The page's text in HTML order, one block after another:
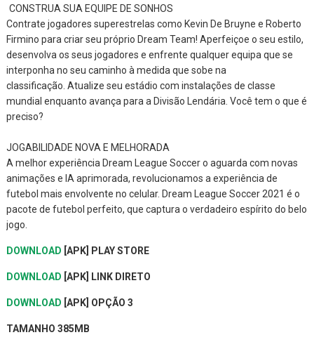
CONSTRUA SUA EQUIPE DE SONHOS
Contrate jogadores superestrelas como Kevin De Bruyne e Roberto
Firmino para criar seu próprio Dream Team! Aperfeiçoe o seu estilo,
desenvolva os seus jogadores e enfrente qualquer equipa que se
interponha no seu caminho à medida que sobe na
classificação. Atualize seu estádio com instalações de classe
mundial enquanto avança para a Divisão Lendária. Você tem o que é
preciso?
JOGABILIDADE NOVA E MELHORADA
A melhor experiência Dream League Soccer o aguarda com novas
animações e IA aprimorada, revolucionamos a experiência de
futebol mais envolvente no celular. Dream League Soccer 2021 é o
pacote de futebol perfeito, que captura o verdadeiro espírito do belo
jogo.
DOWNLOAD [APK] PLAY STORE
DOWNLOAD [APK] LINK DIRETO
DOWNLOAD [APK] OPÇÃO 3
TAMANHO 385MB